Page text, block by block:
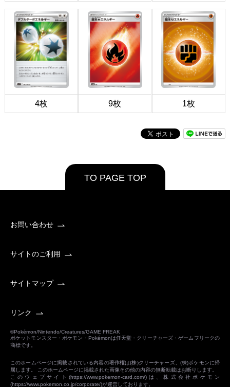
4枚 9枚 1枚
TO PAGE TOP
お問い合わせ
サイトのご利用
サイトマップ
リンク
©Pokémon/Nintendo/Creatures/GAME FREAK
ポケットモンスター・ポケモン・Pokémonは任天堂・クリーチャーズ・ゲームフリークの
商標です。
このホームページに掲載されている内容の著作権は(株)クリーチャーズ、(株)ポケモンに帰
属します。 このホームページに掲載された画像その他の内容の無断転載はお断りします。
このウェブサイト(https://www.pokemon-card.com/)は、株式会社ポケモン
(https://www.pokemon.co.jp/corporate/)が運営しております。